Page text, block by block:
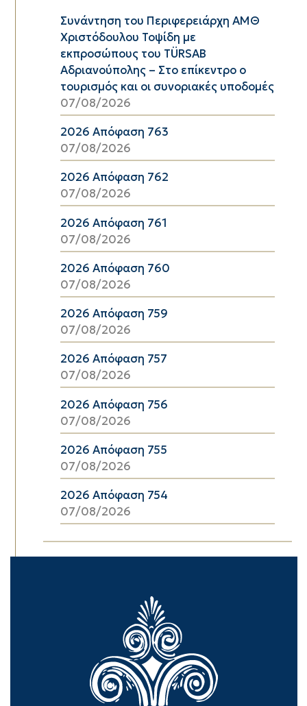
Συνάντηση του Περιφερειάρχη ΑΜΘ
Χριστόδουλου Τοψίδη με
εκπροσώπους του TÜRSAB
Αδριανούπολης – Στο επίκεντρο ο
τουρισμός και οι συνοριακές υποδομές
07/08/2026
2026 Απόφαση 763
07/08/2026
2026 Απόφαση 762
07/08/2026
2026 Απόφαση 761
07/08/2026
2026 Απόφαση 760
07/08/2026
2026 Απόφαση 759
07/08/2026
2026 Απόφαση 757
07/08/2026
2026 Απόφαση 756
07/08/2026
2026 Απόφαση 755
07/08/2026
2026 Απόφαση 754
07/08/2026